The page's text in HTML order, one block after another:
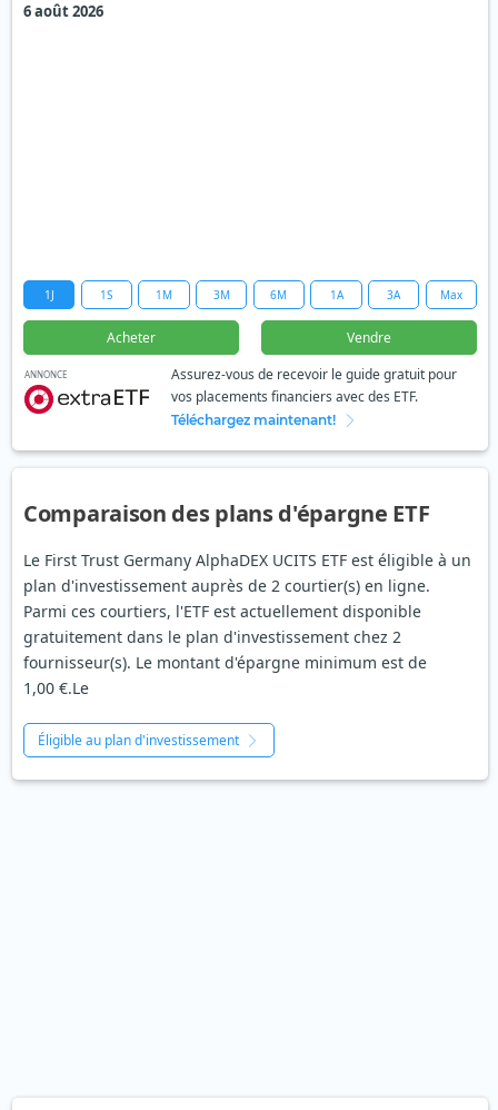
6 août 2026
1J 1S 1M 3M 6M 1A 3A Max
Acheter Vendre
ANNONCE
Assurez-vous de recevoir le guide gratuit pour
vos placements financiers avec des ETF.
Téléchargez maintenant!
Comparaison des plans d'épargne ETF
Le First Trust Germany AlphaDEX UCITS ETF est éligible à un
plan d'investissement auprès de 2 courtier(s) en ligne.
Parmi ces courtiers, l'ETF est actuellement disponible
gratuitement dans le plan d'investissement chez 2
fournisseur(s). Le montant d'épargne minimum est de
1,00 €.Le
Éligible au plan d'investissement